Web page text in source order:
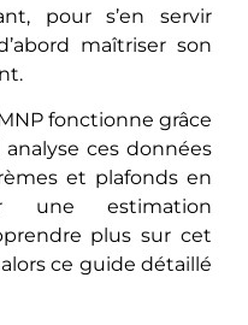
pour s’en servir
maîtriser son
fonctionne grâce
ces données
et plafonds en
une estimation
plus sur cet
ce guide détaillé